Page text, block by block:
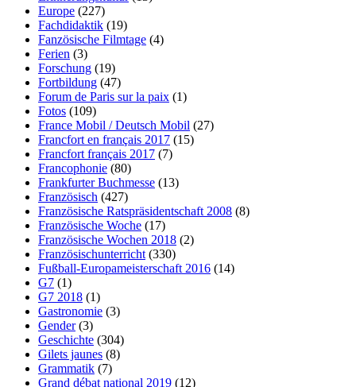
Europe (227)
Fachdidaktik (19)
Fanzösische Filmtage (4)
Ferien (3)
Forschung (19)
Fortbildung (47)
Forum de Paris sur la paix (1)
Fotos (109)
France Mobil / Deutsch Mobil (27)
Francfort en français 2017 (15)
Francfort français 2017 (7)
Francophonie (80)
Frankfurter Buchmesse (13)
Französisch (427)
Französische Ratspräsidentschaft 2008 (8)
Französische Woche (17)
Französische Wochen 2018 (2)
Französischunterricht (330)
Fußball-Europameisterschaft 2016 (14)
G7 (1)
G7 2018 (1)
Gastronomie (3)
Gender(3)
Geschichte (304)
Gilets jaunes (8)
Grammatik (7)
Grand débat national 2019 (12)